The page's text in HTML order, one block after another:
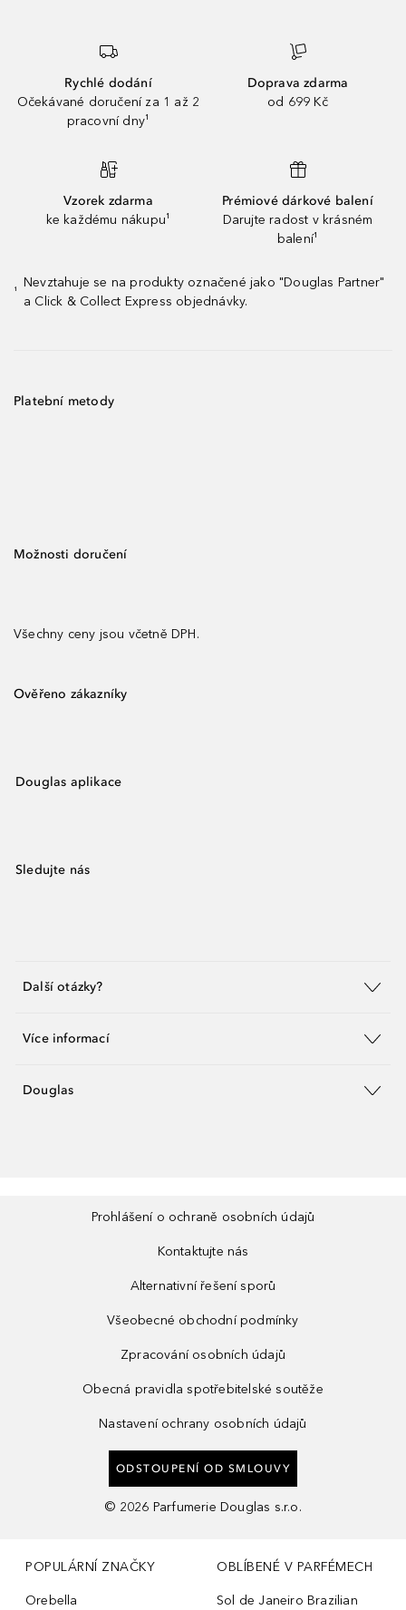
Rychlé dodání
Očekávané doručení za 1 až 2
pracovní dny¹
Doprava zdarma
od 699 Kč
Vzorek zdarma
ke každému nákupu¹
Prémiové dárkové balení
Darujte radost v krásném
balení¹
¹
Nevztahuje se na produkty označené jako "Douglas Partner"
a Click & Collect Express objednávky.
Platební metody
Možnosti doručení
Všechny ceny jsou včetně DPH.
Ověřeno zákazníky
Douglas aplikace
Sledujte nás
Další otázky?
Více informací
Douglas
Prohlášení o ochraně osobních údajů
Kontaktujte nás
Alternativní řešení sporů
Všeobecné obchodní podmínky
Zpracování osobních údajů
Obecná pravidla spotřebitelské soutěže
Nastavení ochrany osobních údajů
ODSTOUPENÍ OD SMLOUVY
© 2026 Parfumerie Douglas s.r.o.
POPULÁRNÍ ZNAČKY
Orebella
OBLÍBENÉ V PARFÉMECH
Sol de Janeiro Brazilian